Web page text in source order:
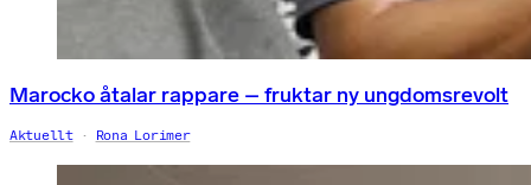
Marocko åtalar rappare – fruktar ny ungdomsrevolt
Aktuellt Rona Lorimer